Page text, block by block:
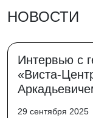
НОВОСТИ
Интервью с
«Виста-
29 сентября 2025